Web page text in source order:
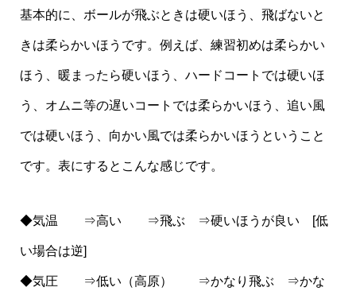
基本的に、ボールが飛ぶときは硬いほう、飛ばないと
きは柔らかいほうです。例えば、練習初めは柔らかい
ほう、暖まったら硬いほう、ハードコートでは硬いほ
う、オムニ等の遅いコートでは柔らかいほう、追い風
では硬いほう、向かい風では柔らかいほうということ
です。表にするとこんな感じです。
◆気温 ⇒高い ⇒飛ぶ ⇒硬いほうが良い [低
い場合は逆]
◆気圧 ⇒低い（高原） ⇒かなり飛ぶ ⇒かな